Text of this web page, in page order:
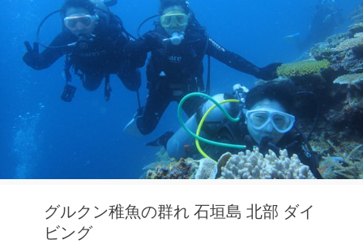
グルクン稚魚の群れ 石垣島 北部 ダイ
ビング